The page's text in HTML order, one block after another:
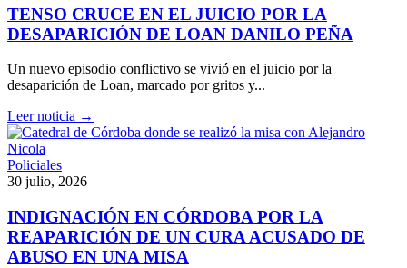
TENSO CRUCE EN EL JUICIO POR LA
DESAPARICIÓN DE LOAN DANILO PEÑA
Un nuevo episodio conflictivo se vivió en el juicio por la
desaparición de Loan, marcado por gritos y...
Leer noticia →
Policiales
30 julio, 2026
INDIGNACIÓN EN CÓRDOBA POR LA
REAPARICIÓN DE UN CURA ACUSADO DE
ABUSO EN UNA MISA